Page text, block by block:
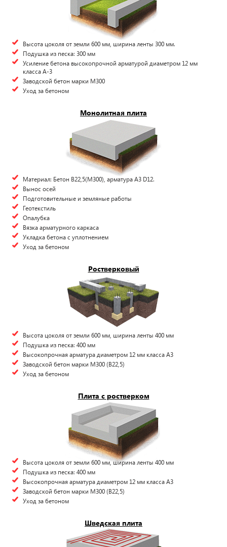
Высота цоколя от земли 600 мм, ширина ленты 300 мм.
Подушка из песка: 300 мм
Усиление бетона высокопрочной арматурой диаметром 12 мм
класса А-3
Заводской бетон марки М300
Уход за бетоном
Монолитная плита
Материал: Бетон В22,5(М300), арматура А3 D12.
Вынос осей
Подготовительные и земляные работы
Геотекстиль
Опалубка
Вязка арматурного каркаса
Укладка бетона с уплотнением
Уход за бетоном
Ростверковый
Высота цоколя от земли 600 мм, ширина ленты 400 мм
Подушка из песка: 400 мм
Высокопрочная арматура диаметром 12 мм класса А3
Заводской бетон марки М300 (B22,5)
Уход за бетоном
Плита с ростверком
Высота цоколя от земли 600 мм, ширина ленты 400 мм
Подушка из песка: 400 мм
Высокопрочная арматура диаметром 12 мм класса А3
Заводской бетон марки М300 (B22,5)
Уход за бетоном
Шведская плита